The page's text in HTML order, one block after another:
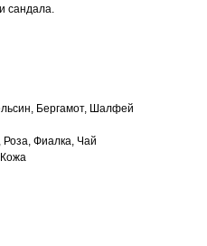
сандала.
Бергамот, Шалфей
Фиалка, Чай